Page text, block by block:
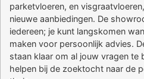
parketvloeren, en
nieuwe aanbiedingen. De
iedereen; je kunt langskomen
maken voor persoonlijk advies.
staan klaar om al jouw vragen te
helpen bij de zoektocht naar de